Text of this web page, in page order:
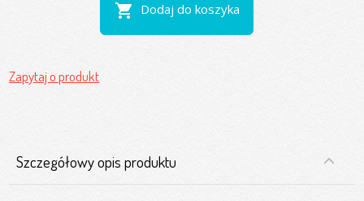
shopping_cart Dodaj do koszyka
Zapytaj o produkt
Szczegółowy opis produktu